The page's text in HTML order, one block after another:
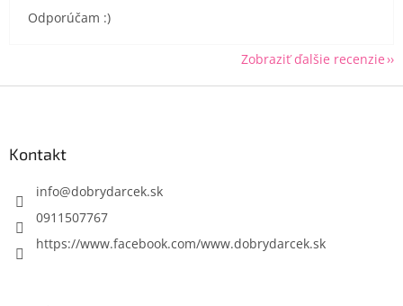
Odporúčam :)
Zobraziť ďalšie recenzie
Kontakt
info@dobrydarcek.sk
0911507767
https://www.facebook.com/www.dobrydarcek.sk